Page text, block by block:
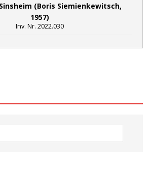
(Boris Siemienkewitsch,
1957)
Inv. Nr. 2022.030